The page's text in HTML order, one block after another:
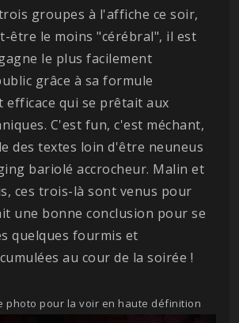
groupes à l'affiche ce soir,
être le moins "cérébral", il est
le plus facilement
grâce à sa formule
efficace qui se prêtait aux
C'est fun, c'est méchant,
des textes loin d'être neuneus
bariolé accrocheur. Malin et
ces trois-là sont venus pour
une bonne conclusion pour se
quelques fourmis et
au cour de la soirée !
photo pour la voir en haute définition